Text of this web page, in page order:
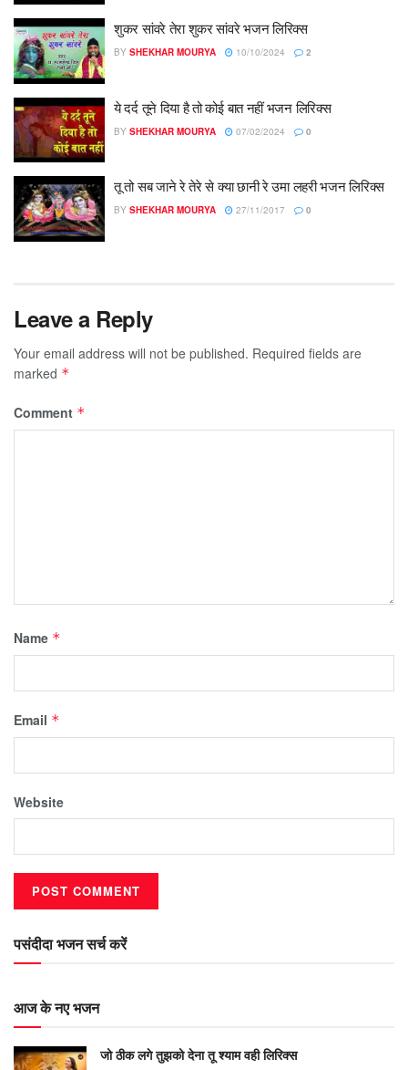
शुकर सांवरे तेरा शुकर सांवरे भजन लिरिक्स
BY SHEKHAR MOURYA 10/10/2024 2
ये दर्द तूने दिया है तो कोई बात नहीं भजन लिरिक्स
BY SHEKHAR MOURYA 07/02/2024 0
तू तो सब जाने रे तेरे से क्या छानी रे उमा लहरी भजन लिरिक्स
BY SHEKHAR MOURYA 27/11/2017 0
Leave a Reply
Your email address will not be published. Required fields are
marked *
Comment *
Name *
Email *
Website
पसंदीदा भजन सर्च करें
आज के नए भजन
जो ठीक लगे तुझको देना तू श्याम वही लिरिक्स